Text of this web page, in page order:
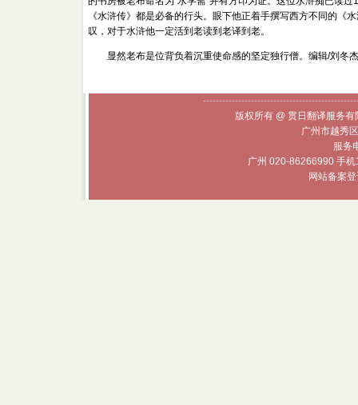
《水浒传》都是必备的行头。眼下他正着手撰写西方不同的
叹，对于水浒他一定活到老读到老译到老。
显然老布是位背负着沉重使命感的坚定独行僧。编辑/刘冬杰
版权所有 @ 贯日翻译服务
广州市越秀
服务
广州 020-86266990 手
网站备案